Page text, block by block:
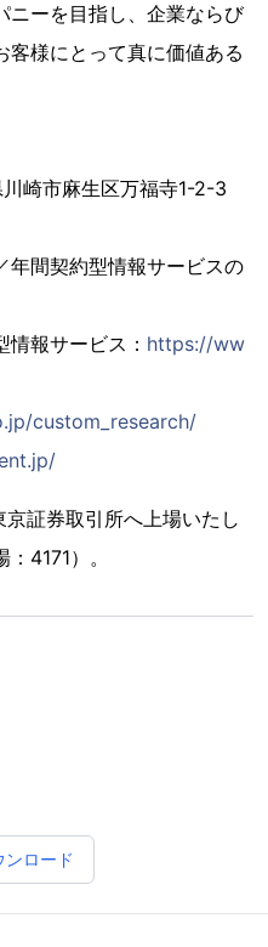
ニーを目指し、企業ならび
客様にとって真に価値ある
崎市麻生区万福寺1-2-3
年間契約型情報サービスの
報サービス： https://ww
custom_research/
証券取引所へ上場いたし
4171）。
ンロード